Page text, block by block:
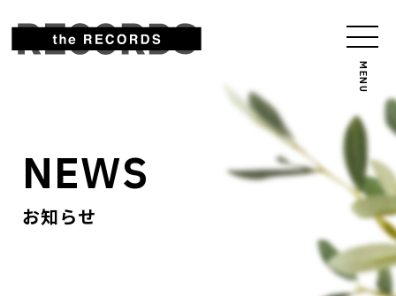
NEWS
お知らせ